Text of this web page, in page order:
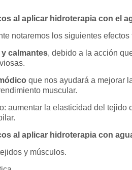
al aplicar hidroterapia con el
notaremos los siguientes
calmantes, debido a la acción
que nos ayudará a mejorar
muscular.
aumentar la elasticidad del tejido
al aplicar hidroterapia con
y músculos.